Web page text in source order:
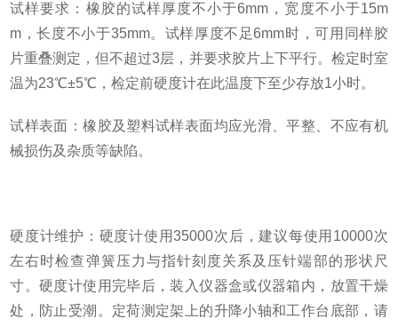
试样要求：橡胶的试样厚度不小于6mm ，宽度不小于15m
m ，长度不小于35mm。试样厚度不足6mm时，可用同样胶
片重叠测定，但不超过3层，并要求胶片上下平行。检定时室
温为23℃±5℃ ，检定前硬度计在此温度下至少存放1小时。
试样表面：橡胶及塑料试样表面均应光滑、平整、不应有机
械损伤及杂质等缺陷。
硬度计维护：硬度计使用35000次后，建议每使用 10000次
左右时检查弹簧压力与指针刻度关系及压针端部的形状尺
寸。硬度计使用完毕后，装入仪器盒或仪器箱内，放置干燥
处，防止受潮。定荷测定架上的升降小轴和工作台底部，请